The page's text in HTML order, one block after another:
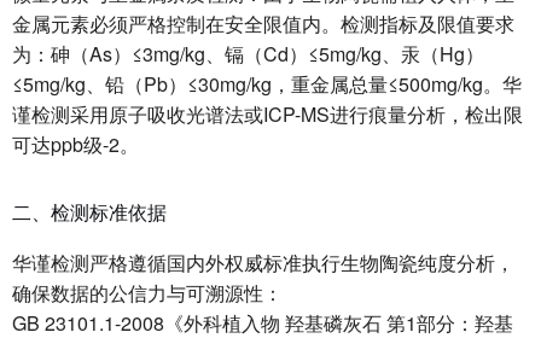
金属元素必须严格控制在安全限值内。检测指标及限值要求
为：砷（As）≤3mg/kg、镉（Cd）≤5mg/kg、汞（Hg）
≤5mg/kg、铅（Pb）≤30mg/kg，重金属总量≤500mg/kg。华
谨检测采用原子吸收光谱法或ICP-MS进行痕量分析，检出限
可达ppb级-2。
二、检测标准依据
华谨检测严格遵循国内外权威标准执行生物陶瓷纯度分析，
确保数据的公信力与可溯源性：
GB 23101.1-2008《外科植入物 羟基磷灰石 第1部分：羟基